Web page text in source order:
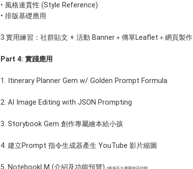
• 風格連貫性 (Style Reference)
• 排版基礎應用
3.實用練習：社群貼文 + 活動 Banner＋傳單Leaflet＋網頁製作
Part 4: 實踐應用
1. Itinerary Planner Gem w/ Golden Prompt Formula
2. AI Image Editing with JSON Prompting
3. Storybook Gem 創作專屬繪本給小孩
4. 建立Prompt 指令生成器產生 YouTube 影片縮圖